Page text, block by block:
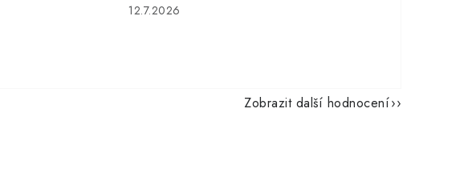
12.7.2026
Zobrazit další hodnocení